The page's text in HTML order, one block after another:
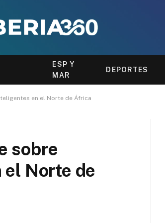
ESP Y
MAR
DEPORTES
en el Norte de África
sobre
Norte de